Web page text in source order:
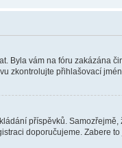
Byla vám na fóru zakázána
zkontrolujte přihlašovací
příspěvků.
doporučujeme. Zabere